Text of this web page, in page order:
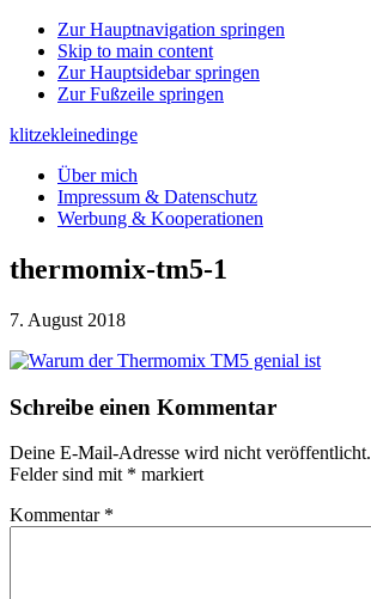
Zur Hauptnavigation springen
Skip to main content
Zur Hauptsidebar springen
Zur Fußzeile springen
klitzekleinedinge
Über mich
Impressum & Datenschutz
Werbung & Kooperationen
thermomix-tm5-1
7. August 2018
Leser-
Schreibe einen Kommentar
Deine E-Mail-Adresse wird nicht veröffentlicht.
Felder sind mit * markiert
Kommentar *